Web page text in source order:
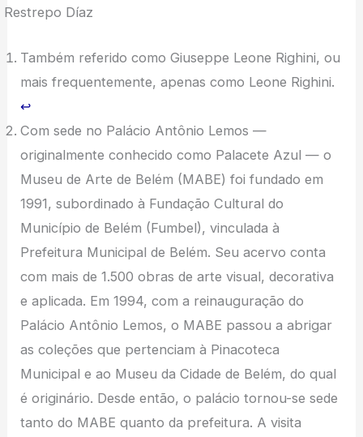
Restrepo Díaz
Também referido como Giuseppe Leone Righini, ou
mais frequentemente, apenas como Leone Righini.
↩︎
Com sede no Palácio Antônio Lemos —
originalmente conhecido como Palacete Azul — o
Museu de Arte de Belém (MABE) foi fundado em
1991, subordinado à Fundação Cultural do
Município de Belém (Fumbel), vinculada à
Prefeitura Municipal de Belém. Seu acervo conta
com mais de 1.500 obras de arte visual, decorativa
e aplicada. Em 1994, com a reinauguração do
Palácio Antônio Lemos, o MABE passou a abrigar
as coleções que pertenciam à Pinacoteca
Municipal e ao Museu da Cidade de Belém, do qual
é originário. Desde então, o palácio tornou-se sede
tanto do MABE quanto da prefeitura. A visita